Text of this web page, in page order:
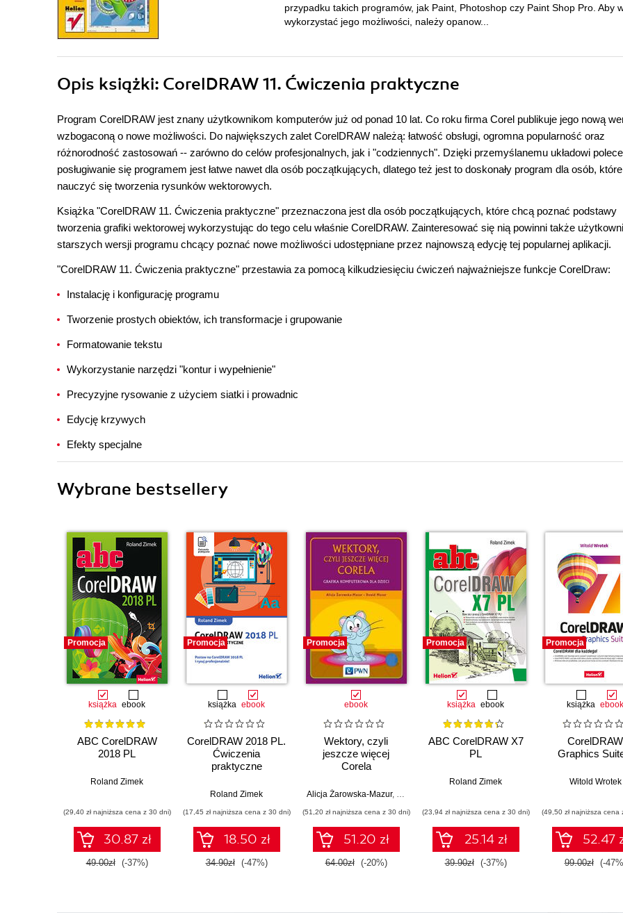
przypadku takich programów, jak Paint, Photoshop czy Paint Shop Pro. Aby
wykorzystać jego możliwości, należy opanow...
Opis książki: CorelDRAW 11. Ćwiczenia praktyczne
Program CorelDRAW jest znany użytkownikom komputerów już od ponad 10 lat. Co roku firma Corel publikuje jego nową
wzbogaconą o nowe możliwości. Do największych zalet CorelDRAW należą: łatwość obsługi, ogromna popularność oraz
różnorodność zastosowań -- zarówno do celów profesjonalnych, jak i "codziennych". Dzięki przemyślanemu układowi
posługiwanie się programem jest łatwe nawet dla osób początkujących, dlatego też jest to doskonały program dla osób,
nauczyć się tworzenia rysunków wektorowych.
Książka "CorelDRAW 11. Ćwiczenia praktyczne" przeznaczona jest dla osób początkujących, które chcą poznać podstawy
tworzenia grafiki wektorowej wykorzystując do tego celu właśnie CorelDRAW. Zainteresować się nią powinni także
starszych wersji programu chcący poznać nowe możliwości udostępniane przez najnowszą edycję tej popularnej aplikacji.
"CorelDRAW 11. Ćwiczenia praktyczne" przestawia za pomocą kilkudziesięciu ćwiczeń najważniejsze funkcje CorelDraw:
Instalację i konfigurację programu
Tworzenie prostych obiektów, ich transformacje i grupowanie
Formatowanie tekstu
Wykorzystanie narzędzi "kontur i wypełnienie"
Precyzyjne rysowanie z użyciem siatki i prowadnic
Edycję krzywych
Efekty specjalne
Wybrane bestsellery
Promocja
książka ebook
ABC CorelDRAW
2018 PL
Roland Zimek
(29,40 zł najniższa cena z 30 dni)
30.87 zł
49.00zł (-37%)
Promocja
książka ebook
CorelDRAW 2018 PL.
Ćwiczenia
praktyczne
Roland Zimek
(17,45 zł najniższa cena z 30 dni)
18.50 zł
34.90zł (-47%)
Promocja
ebook
Wektory, czyli
jeszcze więcej
Corela
Alicja Żarowska-Mazur, Dawid Mazur
(51,20 zł najniższa cena z 30 dni)
51.20 zł
64.00zł (-20%)
Promocja
książka ebook
ABC CorelDRAW X7
PL
Roland Zimek
(23,94 zł najniższa cena z 30 dni)
25.14 zł
39.90zł (-37%)
Promocja
książka ebook
CorelDRAW
Graphics
Witold Wrotek
(49,50 zł najniższa cena
52.47
99.00zł (-